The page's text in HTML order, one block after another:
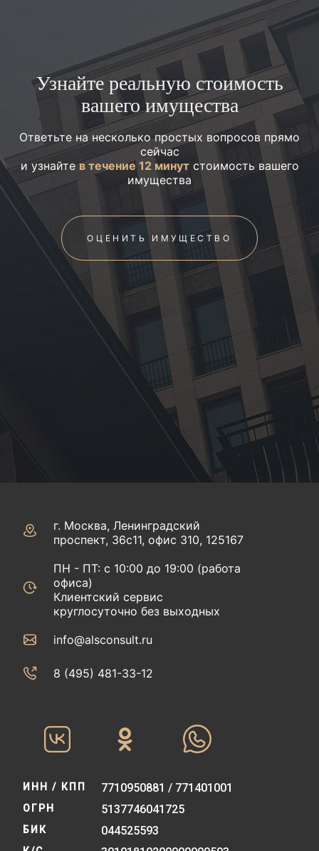
Узнайте реальную стоимость
вашего имущества
Ответьте на несколько простых вопросов прямо
сейчас
и узнайтев течение 12 минутстоимость вашего
имущества
ОЦЕНИТЬ ИМУЩЕСТВО
г. Москва, Ленинградский
проспект, 36с11, офис 310, 125167
ПН - ПТ: с 10:00 до 19:00 (работа
офиса)
Клиентский сервис
круглосуточно без выходных
info@alsconsult.ru
8 (495) 481-33-12‬‬
ИНН / КПП 7710950881 / 771401001
ОГРН 5137746041725
БИК 044525593